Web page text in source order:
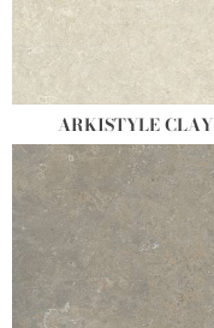
ARKISTYLE CLAY